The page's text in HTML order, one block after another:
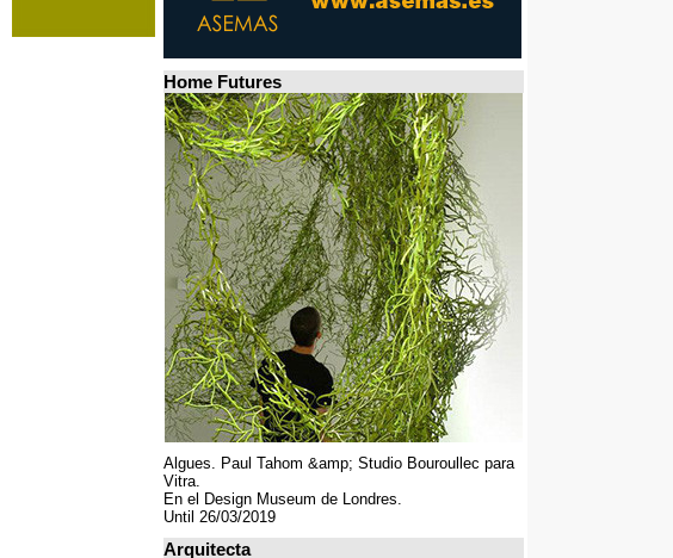
Home Futures
Algues. Paul Tahom &amp; Studio Bouroullec para
Vitra.
En el Design Museum de Londres.
Until 26/03/2019
Arquitecta